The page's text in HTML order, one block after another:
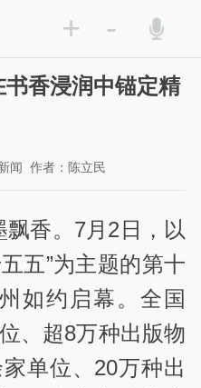
+ -
香浸润中锚定精
闻 作者：陈立民
飘香。7月2日，以
五”为主题的第十
如约启幕。全国
、超8万种出版物
单位、20万种出